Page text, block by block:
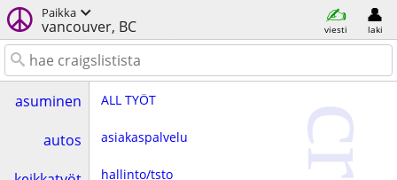
Paikka
vancouver, BC viesti laki
asuminen
autos
ALL TYÖT
asiakaspalvelu
hallinto/tsto